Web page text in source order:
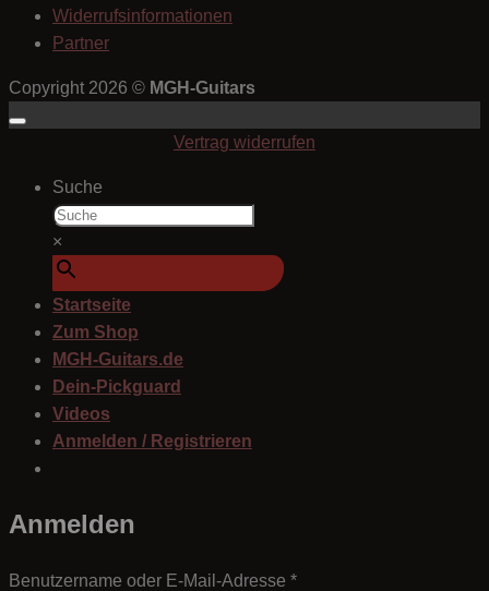
Widerrufsinformationen
Partner
Copyright 2026 © MGH-Guitars
Vertrag widerrufen
Suche
×
Startseite
Zum Shop
MGH-Guitars.de
Dein-Pickguard
Videos
Anmelden / Registrieren
Anmelden
Benutzername oder E-Mail-Adresse *Erforderlich